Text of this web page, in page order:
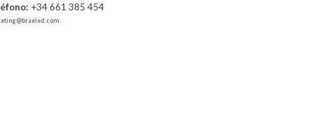
+34 661 385 454